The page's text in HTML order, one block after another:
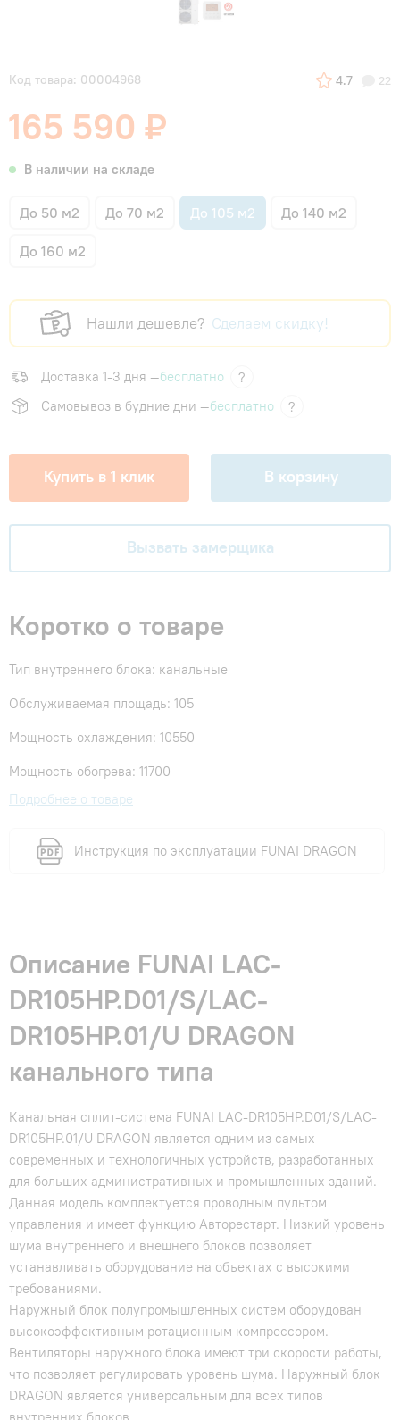
Код товара: 00004968 4.7 22
165 590 ₽
В наличии на складе
До 50 м2 До 70 м2 До 105 м2 До 140 м2
До 160 м2
Нашли дешевле? Сделаем скидку!
Доставка 1-3 дня —бесплатно
?
Самовывоз в будние дни —бесплатно ?
Купить в 1 клик В корзину
Вызвать замерщика
Коротко о товаре
Тип внутреннего блока: канальные
Обслуживаемая площадь: 105
Мощность охлаждения: 10550
Мощность обогрева: 11700
Подробнее о товаре
Инструкция по эксплуатации FUNAI DRAGON
Описание FUNAI LAC-
DR105HP.D01/S/LAC-
DR105HP.01/U DRAGON
канального типа
Канальная сплит-система FUNAI LAC-DR105HP.D01/S/LAC-
DR105HP.01/U DRAGON является одним из самых
современных и технологичных устройств, разработанных
для больших административных и промышленных зданий.
Данная модель комплектуется проводным пультом
управления и имеет функцию Авторестарт. Низкий уровень
шума внутреннего и внешнего блоков позволяет
устанавливать оборудование на объектах с высокими
требованиями.
Наружный блок полупромышленных систем оборудован
высокоэффективным ротационным компрессором.
Вентиляторы наружного блока имеют три скорости работы,
что позволяет регулировать уровень шума. Наружный блок
DRAGON является универсальным для всех типов